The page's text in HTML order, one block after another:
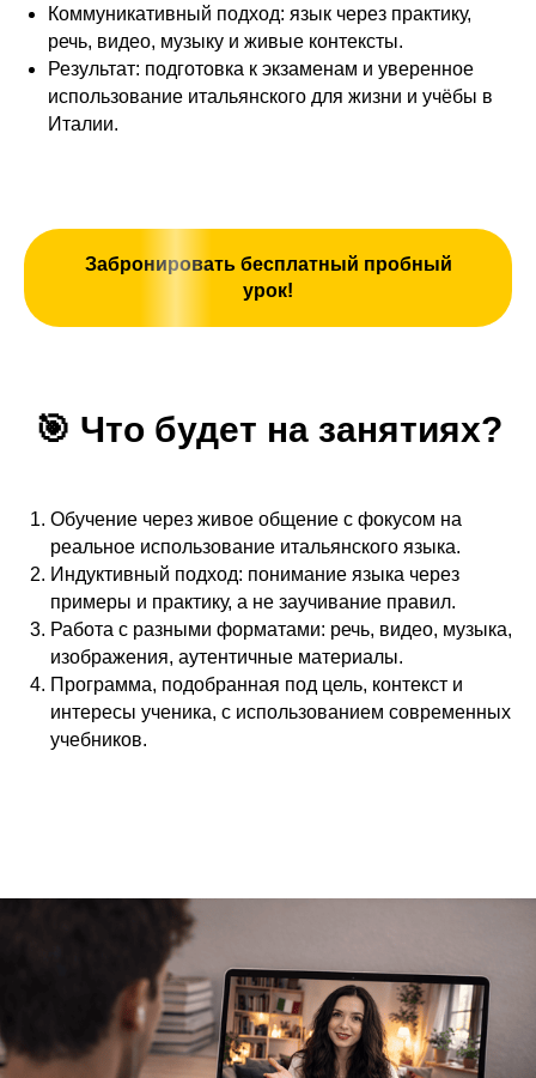
Коммуникативный подход: язык через практику,
речь, видео, музыку и живые контексты.
Результат: подготовка к экзаменам и уверенное
использование итальянского для жизни и учёбы в
Италии.
Забронировать бесплатный пробный
урок!
🎯 Что будет на занятиях?
Обучение через живое общение с фокусом на
реальное использование итальянского языка.
Индуктивный подход: понимание языка через
примеры и практику, а не заучивание правил.
Работа с разными форматами: речь, видео, музыка,
изображения, аутентичные материалы.
Программа, подобранная под цель, контекст и
интересы ученика, с использованием современных
учебников.